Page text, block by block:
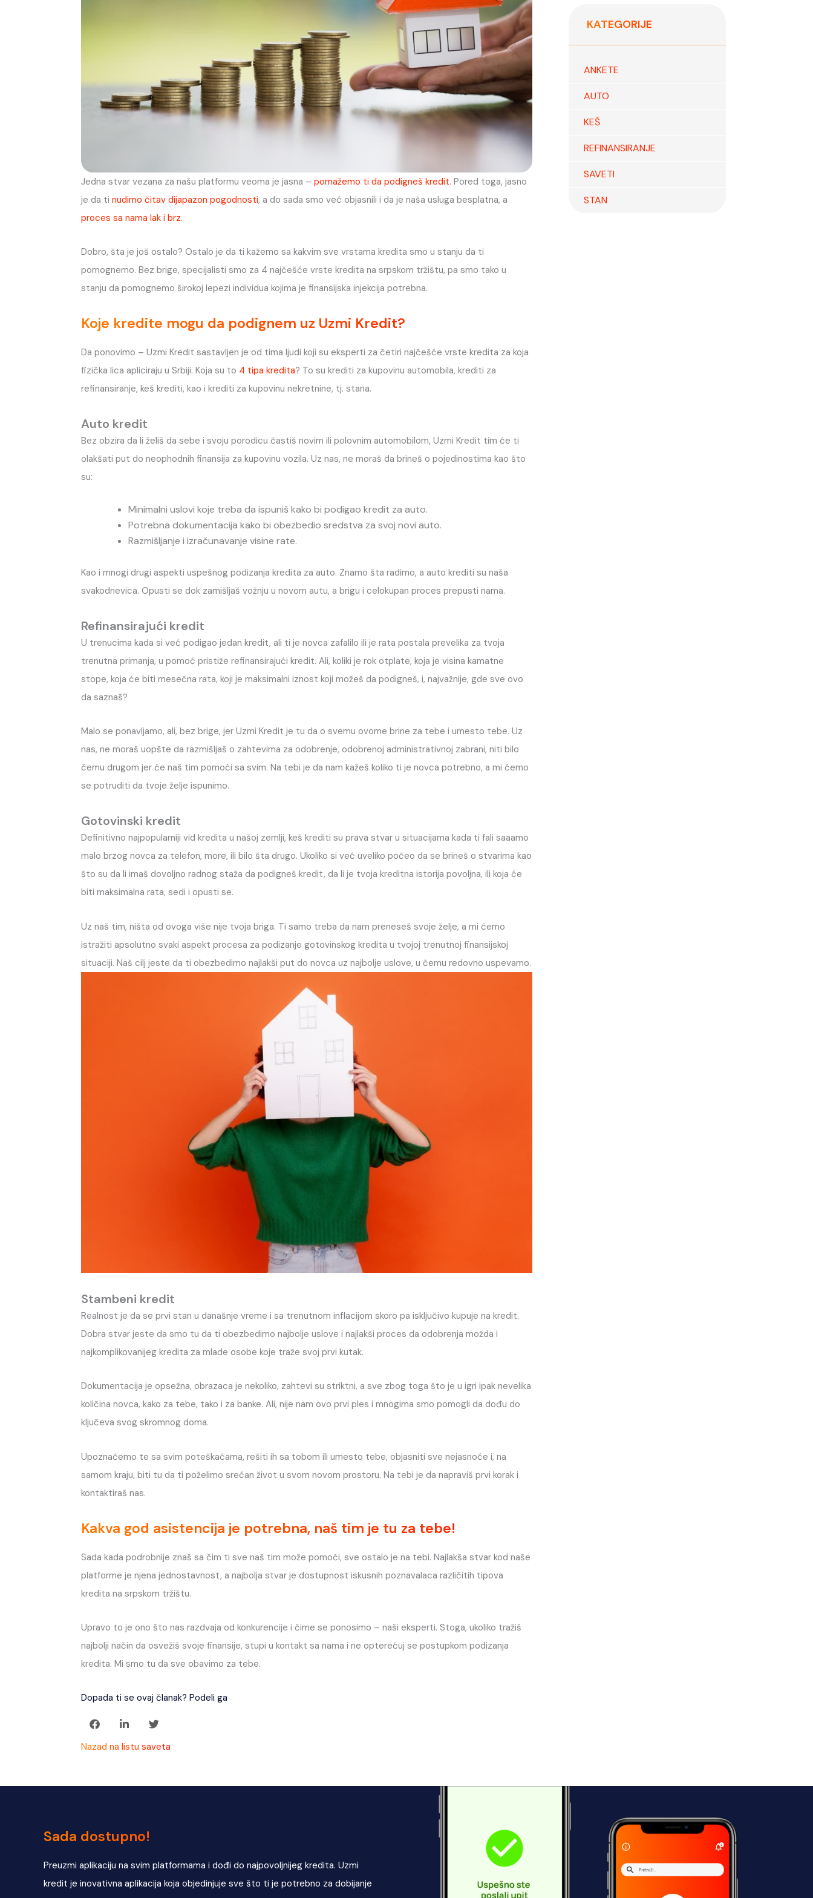
Jedna stvar vezana za našu platformu veoma je jasna –pomažemo ti da podigneš kredit. Pored toga, jasno
je da tinudimo čitav dijapazon pogodnosti, a do sada smo već objasnili i da je naša usluga besplatna, a
proces sa nama lak i brz.
Dobro, šta je još ostalo? Ostalo je da ti kažemo sa kakvim sve vrstama kredita smo u stanju da ti
pomognemo. Bez brige, specijalisti smo za 4 najčešće vrste kredita na srpskom tržištu, pa smo tako u
stanju da pomognemo širokoj lepezi individua kojima je finansijska injekcija potrebna.
Koje kredite mogu da podignem uz Uzmi Kredit?
Da ponovimo – Uzmi Kredit sastavljen je od tima ljudi koji su eksperti za četiri najčešće vrste kredita za koja
fizička lica apliciraju u Srbiji. Koja su to 4 tipa kredita? To su krediti za kupovinu automobila, krediti za
refinansiranje, keš krediti, kao i krediti za kupovinu nekretnine, tj. stana.
Auto kredit
Bez obzira da li želiš da sebe i svoju porodicu častiš novim ili polovnim automobilom, Uzmi Kredit tim će ti
olakšati put do neophodnih finansija za kupovinu vozila. Uz nas, ne moraš da brineš o pojedinostima kao što
su:
Minimalni uslovi koje treba da ispuniš kako bi podigao kredit za auto.
Potrebna dokumentacija kako bi obezbedio sredstva za svoj novi auto.
Razmišljanje i izračunavanje visine rate.
Kao i mnogi drugi aspekti uspešnog podizanja kredita za auto. Znamo šta radimo, a auto krediti su naša
svakodnevica. Opusti se dok zamišljaš vožnju u novom autu, a brigu i celokupan proces prepusti nama.
Refinansirajući kredit
U trenucima kada si već podigao jedan kredit, ali ti je novca zafalilo ili je rata postala prevelika za tvoja
trenutna primanja, u pomoć pristiže refinansirajući kredit. Ali, koliki je rok otplate, koja je visina kamatne
stope, koja će biti mesečna rata, koji je maksimalni iznost koji možeš da podigneš, i, najvažnije, gde sve ovo
da saznaš?
Malo se ponavljamo, ali, bez brige, jer Uzmi Kredit je tu da o svemu ovome brine za tebe i umesto tebe. Uz
nas, ne moraš uopšte da razmišljaš o zahtevima za odobrenje, odobrenoj administrativnoj zabrani, niti bilo
čemu drugom jer će naš tim pomoći sa svim. Na tebi je da nam kažeš koliko ti je novca potrebno, a mi ćemo
se potruditi da tvoje želje ispunimo.
Gotovinski kredit
Definitivno najpopularniji vid kredita u našoj zemlji, keš krediti su prava stvar u situacijama kada ti fali saaamo
malo brzog novca za telefon, more, ili bilo šta drugo. Ukoliko si već uveliko počeo da se brineš o stvarima kao
što su da li imaš dovoljno radnog staža da podigneš kredit, da li je tvoja kreditna istorija povoljna, ili koja će
biti maksimalna rata, sedi i opusti se.
Uz naš tim, ništa od ovoga više nije tvoja briga. Ti samo treba da nam preneseš svoje želje, a mi ćemo
istražiti apsolutno svaki aspekt procesa za podizanje gotovinskog kredita u tvojoj trenutnoj finansijskoj
situaciji. Naš cilj jeste da ti obezbedimo najlakši put do novca uz najbolje uslove, u čemu redovno uspevamo.
Stambeni kredit
Realnost je da se prvi stan u današnje vreme i sa trenutnom inflacijom skoro pa isključivo kupuje na kredit.
Dobra stvar jeste da smo tu da ti obezbedimo najbolje uslove i najlakši proces da odobrenja možda i
najkomplikovanijeg kredita za mlade osobe koje traže svoj prvi kutak.
Dokumentacija je opsežna, obrazaca je nekoliko, zahtevi su striktni, a sve zbog toga što je u igri ipak nevelika
količina novca, kako za tebe, tako i za banke. Ali, nije nam ovo prvi ples i mnogima smo pomogli da dođu do
ključeva svog skromnog doma.
Upoznaćemo te sa svim poteškaćama, rešiti ih sa tobom ili umesto tebe, objasniti sve nejasnoće i, na
samom kraju, biti tu da ti poželimo srećan život u svom novom prostoru. Na tebi je da napraviš prvi korak i
kontaktiraš nas.
Kakva god asistencija je potrebna, naš tim je tu za tebe!
Sada kada podrobnije znaš sa čim ti sve naš tim može pomoći, sve ostalo je na tebi. Najlakša stvar kod naše
platforme je njena jednostavnost, a najbolja stvar je dostupnost iskusnih poznavalaca različitih tipova
kredita na srpskom tržištu.
Upravo to je ono što nas razdvaja od konkurencije i čime se ponosimo – naši eksperti. Stoga, ukoliko tražiš
najbolji način da osvežiš svoje finansije, stupi u kontakt sa nama i ne opterećuj se postupkom podizanja
kredita. Mi smo tu da sve obavimo za tebe.
Dopada ti se ovaj članak? Podeli ga
Nazad na listu saveta
KATEGORIJE
ANKETE
AUTO
KEŠ
REFINANSIRANJE
SAVETI
STAN
Sada dostupno!
Preuzmi aplikaciju na svim platformama i dođi do najpovoljnijeg kredita. Uzmi
kredit je inovativna aplikacija koja objedinjuje sve što ti je potrebno za dobijanje